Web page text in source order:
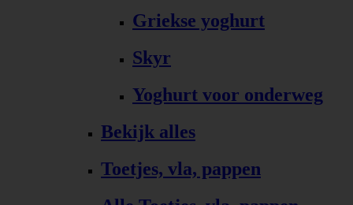
Griekse yoghurt
Skyr
Yoghurt voor onderweg
Bekijk alles
Toetjes, vla, pappen